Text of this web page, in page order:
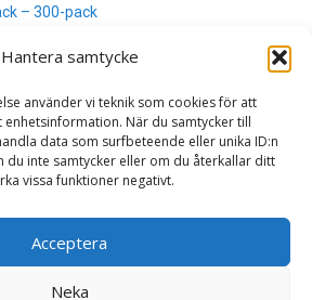
Hantera samtycke
använder vi teknik som cookies för att
När du samtycker till
data som surfbeteende eller unika ID:n
du inte samtycker eller om du återkallar ditt
vissa funktioner negativt.
Acceptera
Neka
– 300-pack